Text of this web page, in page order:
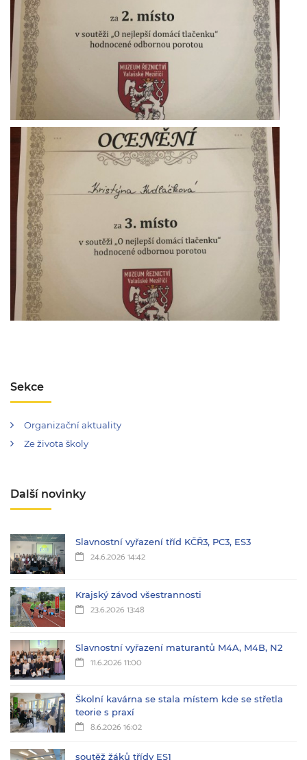
Sekce
Organizační aktuality
Ze života školy
Další novinky
Slavnostní vyřazení tříd KČŘ3, PC3, ES3
24.6.2026 14:42
Krajský závod všestrannosti
23.6.2026 13:48
Slavnostní vyřazení maturantů M4A, M4B, N2
11.6.2026 11:00
Školní kavárna se stala místem kde se střetla
teorie s praxí
8.6.2026 16:02
soutěž žáků třídy ES1